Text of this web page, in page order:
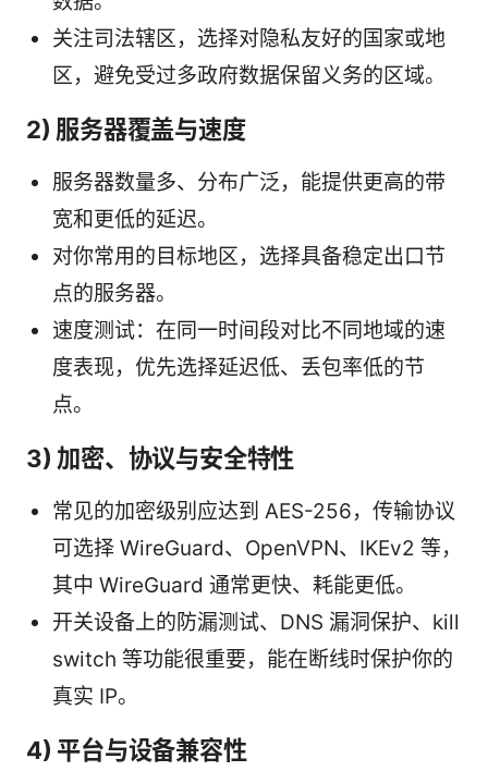
关注司法辖区，选择对隐私友好的国家或地
区，避免受过多政府数据保留义务的区域。
2) 服务器覆盖与速度
服务器数量多、分布广泛，能提供更高的带
宽和更低的延迟。
对你常用的目标地区，选择具备稳定出口节
点的服务器。
速度测试：在同一时间段对比不同地域的速
度表现，优先选择延迟低、丢包率低的节
点。
3) 加密、协议与安全特性
常见的加密级别应达到 AES-256，传输协议
可选择 WireGuard、OpenVPN、IKEv2 等，
其中 WireGuard 通常更快、耗能更低。
开关设备上的防漏测试、DNS 漏洞保护、kill
switch 等功能很重要，能在断线时保护你的
真实 IP。
4) 平台与设备兼容性